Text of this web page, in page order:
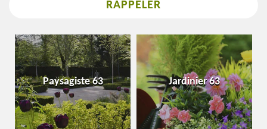
Paysagiste 63 Jardinier 63